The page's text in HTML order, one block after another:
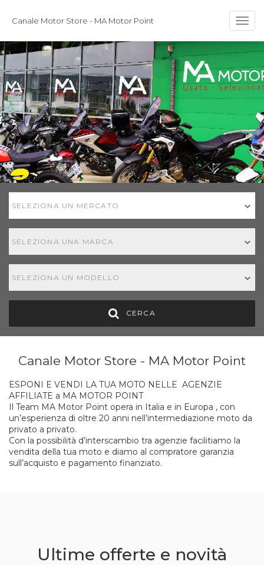
Canale Motor Store - MA Motor Point
SELEZIONA UN MERCATO
SELEZIONA UNA MARCA
SELEZIONA UN MODELLO
CERCA
Canale Motor Store - MA Motor Point
ESPONI E VENDI LA TUA MOTO NELLE AGENZIE
AFFILIATE a MA MOTOR POINT
Il Team MA Motor Point opera in Italia e in Europa , con
un’esperienza di oltre 20 anni nell’intermediazione moto da
privato a privato.
Con la possibilità d’interscambio tra agenzie facilitiamo la
vendita della tua moto e diamo al compratore garanzia
sull’acquisto e pagamento finanziato.
Ultime offerte e novità